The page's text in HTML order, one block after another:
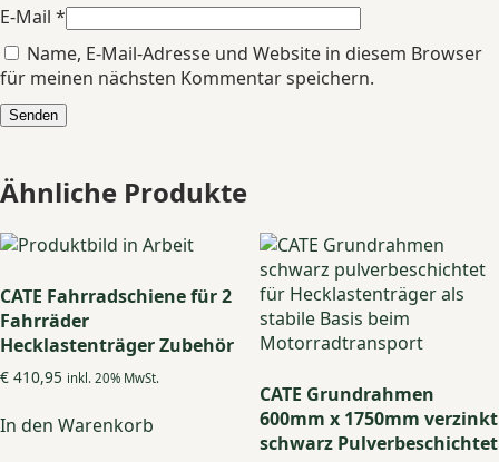
E-Mail *
Name, E-Mail-Adresse und Website in diesem Browser
für meinen nächsten Kommentar speichern.
Ähnliche Produkte
CATE Fahrradschiene für 2
Fahrräder
Hecklastenträger Zubehör
€ 410,95 inkl. 20% MwSt.
In den Warenkorb
CATE Grundrahmen
600mm x 1750mm verzinkt
schwarz Pulverbeschichtet